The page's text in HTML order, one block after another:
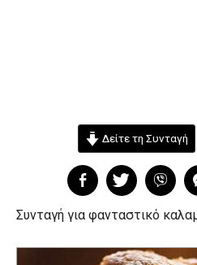
Δείτε τη Συνταγή
Συνταγή για φανταστικό